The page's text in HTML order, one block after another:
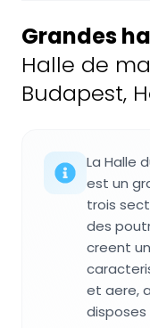
Grandes
Halle de
Budapest,
La Halle
est un
trois
des
creent
et aere,
disposes